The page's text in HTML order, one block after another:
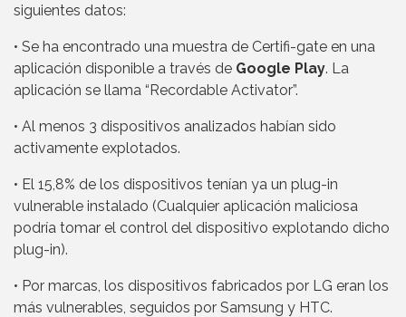
siguientes datos:
• Se ha encontrado una muestra de Certifi-gate en una
aplicación disponible a través de Google Play. La
aplicación se llama “Recordable Activator”.
• Al menos 3 dispositivos analizados habían sido
activamente explotados.
• El 15,8% de los dispositivos tenían ya un plug-in
vulnerable instalado (Cualquier aplicación maliciosa
podría tomar el control del dispositivo explotando dicho
plug-in).
• Por marcas, los dispositivos fabricados por LG eran los
más vulnerables, seguidos por Samsung y HTC.